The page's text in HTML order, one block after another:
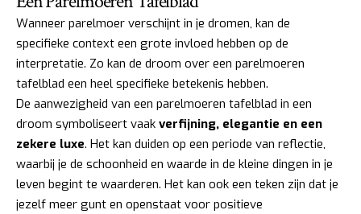
Wanneer parelmoer verschijnt in je dromen, kan de
specifieke context een grote invloed hebben op de
interpretatie. Zo kan de droom over een parelmoeren
tafelblad een heel specifieke betekenis hebben.
De aanwezigheid van een parelmoeren tafelblad in een
droom symboliseert vaak verfijning, elegantie en een
zekere luxe. Het kan duiden op een periode van reflectie,
waarbij je de schoonheid en waarde in de kleine dingen in je
leven begint te waarderen. Het kan ook een teken zijn dat je
jezelf meer gunt en openstaat voor positieve